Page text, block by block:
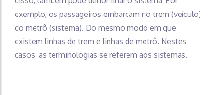
exemplo, os passageiros embarcam no trem (veículo)
do metrô (sistema). Do mesmo modo em que
existem linhas de trem e linhas de metrô. Nestes
casos, as terminologias se referem aos sistemas.